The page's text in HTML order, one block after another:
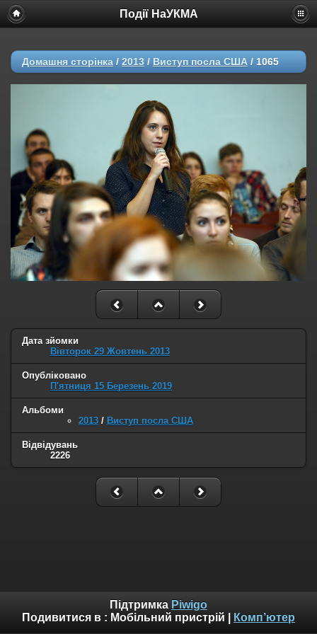
Події НаУКМА
Домашня сторінка / 2013 / Виступ посла США / 1065
Дата зйомки
Вівторок 29 Жовтень 2013
Опубліковано
П'ятниця 15 Березень 2019
Альбоми
2013 / Виступ посла США
Відвідувань
2226
Підтримка Piwigo
Подивитися в : Мобільний пристрій Комп’ютер